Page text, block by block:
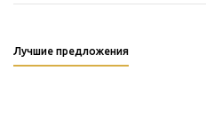
Лучшие предложения